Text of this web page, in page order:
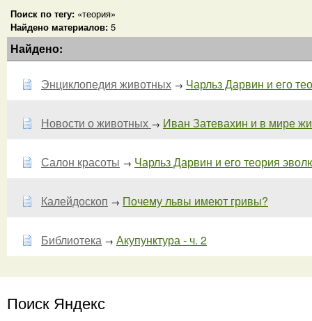
Поиск по тегу: «теория»
Найдено материалов: 5
Найдено:
Энциклопедия животных → Чарльз Дарвин и его
Новости о животных → Иван Затевахин и в мире
Салон красоты → Чарльз Дарвин и его теория
Калейдоскоп → Почему львы имеют гривы?
Библиотека → Акупунктура - ч. 2
Поиск Яндекс